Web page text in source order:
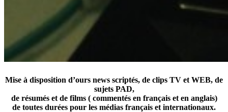
Mise à disposition d’ours news scriptés, de clips TV et WEB, de
sujets PAD,
de résumés et de films ( commentés en français et en anglais)
de toutes durées pour les médias français et internationaux.